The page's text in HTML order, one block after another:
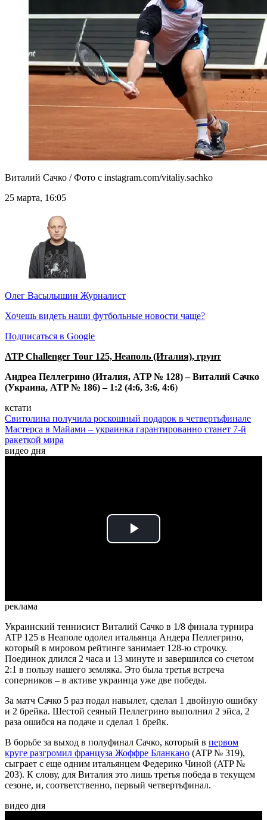
Виталий Сачко / Фото с instagram.com/vitaliy.sachko
25 марта, 16:05
Олег Васылышин Журналист
Хочешь видеть наши футбольные новости чаще?
Подписаться в Google
ATP Challenger Tour 125, Неаполь (Италия), грунт
Андреа Пеллегрино (Италия, ATP № 128) – Виталий Сачко
(Украина, ATP № 186) – 1:2 (4:6, 3:6, 4:6)
кстати
Свитолина получила роскошный подарок в четвертьфинале
Мастерса в Майами – украинка гарантированно станет 7-й
ракеткой мира
видео дня
Play
реклама
Украинский теннисист Виталий Сачко в 1/8 финала турнира
ATP 125 в Неаполе одолел итальянца Андера Пеллегрино,
который в мировом рейтинге занимает 128-ю строчку.
Поединок длился 2 часа и 13 минуте и завершился со счетом
2:1 в пользу нашего земляка. Это была третья встреча
соперников – в активе украинца уже две победы.
За матч Сачко 5 раз подал навылет, сделал 1 двойную ошибку
и 2 брейка. Шестой сеяный Пеллегрино выполнил 2 эйса, 2
раза ошибся на подаче и сделал 1 брейк.
В борьбе за выход в полуфинал Сачко, который в первом
круге разгромил француза Жоффре Бланкано (ATP № 319),
сыграет с еще одним итальянцем Федерико Чиной (ATP №
203). К слову, для Виталия это лишь третья победа в текущем
сезоне, и, соответственно, первый четвертьфинал.
видео дня